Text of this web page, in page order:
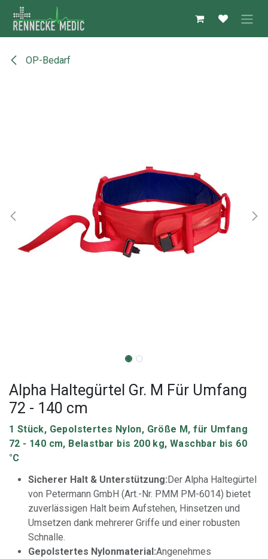
Zum Inhalt springen
OP-Bedarf
Alpha Haltegürtel Gr. M Für Umfang
72 - 140 cm
1 Stück, Gepolstertes Nylon, Größe M, für Umfang
72 - 140 cm, Belastbar bis 200 kg, Waschbar bis 60
°C
Sicherer Halt & Unterstützung:Der Alpha Haltegürtel
von Petermann GmbH (Art.-Nr. PMM PM-6014) bietet
zuverlässigen Halt beim Aufstehen, Hinsetzen und
Umsetzen dank mehrerer Griffe und einer robusten
Schnalle.
Gepolstertes Nylonmaterial:Angenehmes